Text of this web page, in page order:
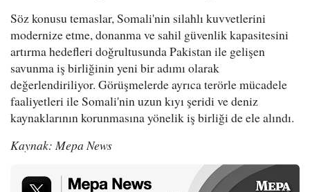
Söz konusu temaslar, Somali'nin silahlı kuvvetlerini
modernize etme, donanma ve sahil güvenlik kapasitesini
artırma hedefleri doğrultusunda Pakistan ile gelişen
savunma iş birliğinin yeni bir adımı olarak
değerlendiriliyor. Görüşmelerde ayrıca terörle mücadele
faaliyetleri ile Somali'nin uzun kıyı şeridi ve deniz
kaynaklarının korunmasına yönelik iş birliği de ele alındı.
Kaynak: Mepa News